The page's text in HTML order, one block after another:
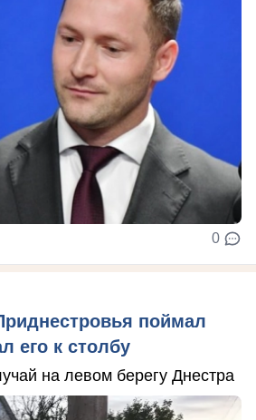
0
поймал
его к столбу
на левом берегу Днестра